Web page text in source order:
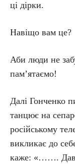
ці дірки.
Навіщо вам це?
Аби люди не
пам’ятаємо!
Далі Гонченко
танцює на
російському
викликає до
каже: «…….